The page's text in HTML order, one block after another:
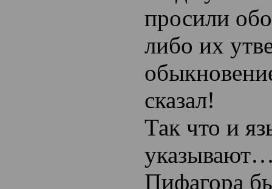
просили
либо их
сказал!
Так что и
Пифагора